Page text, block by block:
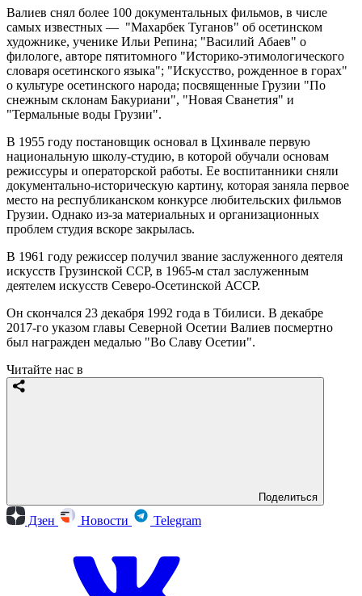
Валиев снял более 100 документальных фильмов, в числе
самых известных — "Махарбек Туганов" об осетинском
художнике, ученике Ильи Репина; "Василий Абаев" о
филологе, авторе пятитомного "Историко-этимологического
словаря осетинского языка"; "Искусство, рожденное в горах"
о культуре осетинского народа; посвященные Грузии "По
снежным склонам Бакуриани", "Новая Сванетия" и
"Термальные воды Грузии".
В 1955 году постановщик основал в Цхинвале первую
национальную школу-студию, в которой обучали основам
режиссуры и операторской работы. Ее воспитанники сняли
документально-историческую картину, которая заняла первое
место на республиканском конкурсе любительских фильмов
Грузии. Однако из-за материальных и организационных
проблем студия вскоре закрылась.
В 1961 году режиссер получил звание заслуженного деятеля
искусств Грузинской ССР, в 1965-м стал заслуженным
деятелем искусств Северо-Осетинской АССР.
Он скончался 23 декабря 1992 года в Тбилиси. В декабре
2017-го указом главы Северной Осетии Валиев посмертно
был награжден медалью "Во Славу Осетии".
Читайте нас в
Поделиться
Дзен Новости Telegram